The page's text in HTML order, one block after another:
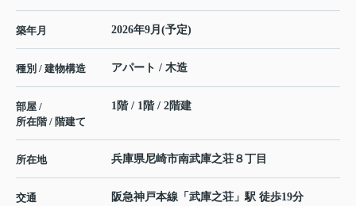
築年月 2026年9月(予定)
種別 / 建物構造 アパート / 木造
部屋 /
所在階 / 階建て
1階 / 1階 / 2階建
所在地 兵庫県尼崎市南武庫之荘 ８丁目
交通 阪急神戸本線 「 武庫之荘 」駅 徒歩19分